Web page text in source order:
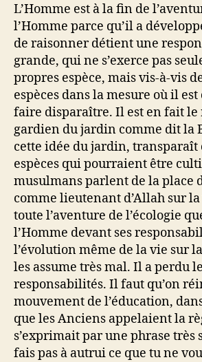
L’Homme est à la fin de
l’Homme parce qu’il a
de raisonner détient une
grande, qui ne s’exerce pas
propres espèce, mais vis-à-vis
espèces dans la mesure où il
faire disparaître. Il est en fait le
gardien du jardin comme dit la
cette idée du jardin, transparaît
espèces qui pourraient être
musulmans parlent de la place
comme lieutenant d’Allah sur la
toute l’aventure de l’écologie
l’Homme devant ses
l’évolution même de la vie sur
les assume très mal. Il a perdu
responsabilités. Il faut qu’on
mouvement de l’éducation,
que les Anciens appelaient la
s’exprimait par une phrase très
fais pas à autrui ce que tu ne